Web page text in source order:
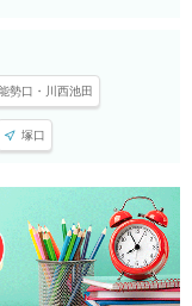
勢口・川西池田
塚口